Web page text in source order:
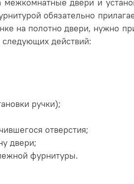
межкомнатные двери и
обязательно
на полотно двери, нужно
следующих действий:
ручки);
отверстия;
двери;
фурнитуры.